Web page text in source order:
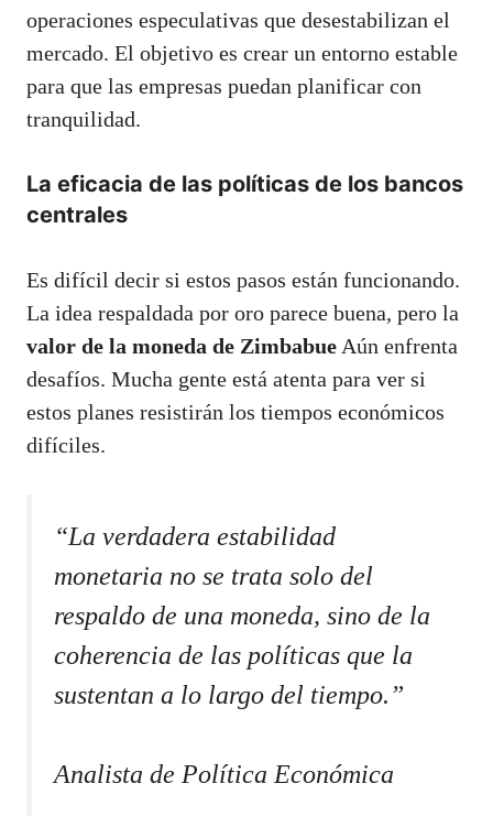
operaciones especulativas que desestabilizan el
mercado. El objetivo es crear un entorno estable
para que las empresas puedan planificar con
tranquilidad.
La eficacia de las políticas de los bancos
centrales
Es difícil decir si estos pasos están funcionando.
La idea respaldada por oro parece buena, pero la
valor de la moneda de Zimbabue Aún enfrenta
desafíos. Mucha gente está atenta para ver si
estos planes resistirán los tiempos económicos
difíciles.
“La verdadera estabilidad
monetaria no se trata solo del
respaldo de una moneda, sino de la
coherencia de las políticas que la
sustentan a lo largo del tiempo.”
Analista de Política Económica